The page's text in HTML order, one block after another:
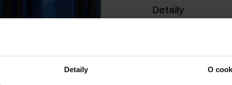
Detaily O
Detaily
Zloženie a